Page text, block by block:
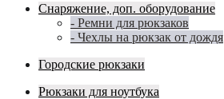
Снаряжение, доп. оборудование
- Ремни для рюкзаков
- Чехлы на рюкзак от дождя
Городские рюкзаки
Рюкзаки для ноутбука